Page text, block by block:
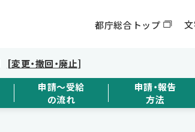
都庁総合トップ 文
[変更・撤回・廃止]
申請～受給
の流れ
申請・報告
方法